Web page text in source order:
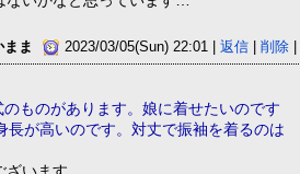
まま 2023/03/05(Sun) 22:01 |返信 |削除
ものがあります。娘に着せたいのです
長が高いのです。対丈で振袖を着るのは